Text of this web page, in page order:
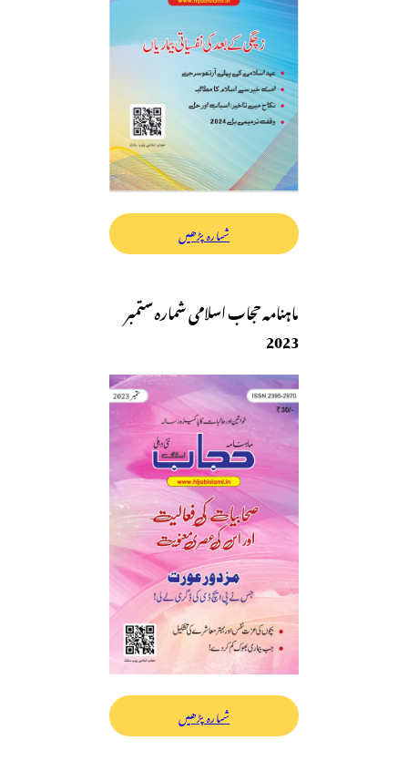
شمارہ پڑھیں
ماہنامہ حجاب اسلامی شمارہ ستمبر
2023
شمارہ پڑھیں